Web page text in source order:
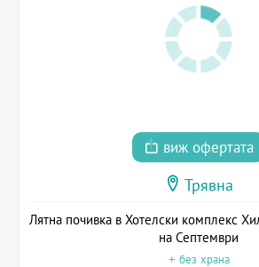
виж офертата
Трявна
Лятна почивка в Хотелски комплекс
на Септември
+ без храна